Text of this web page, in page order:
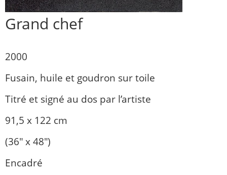
Grand chef
2000
Fusain, huile et goudron sur toile
Titré et signé au dos par l’artiste
91,5 x 122 cm
(36″ x 48″)
Encadré